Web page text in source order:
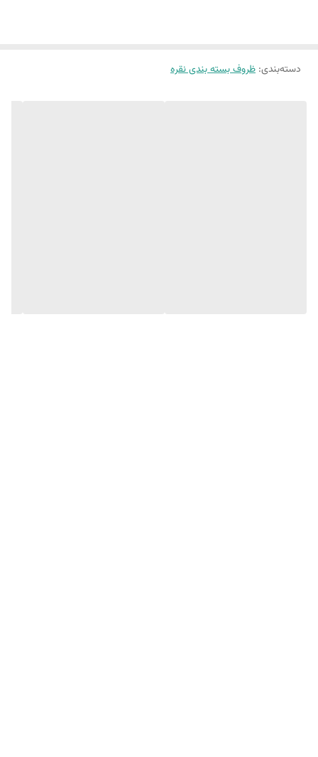
دسته‌بندی: ظروف بسته بندی نقره